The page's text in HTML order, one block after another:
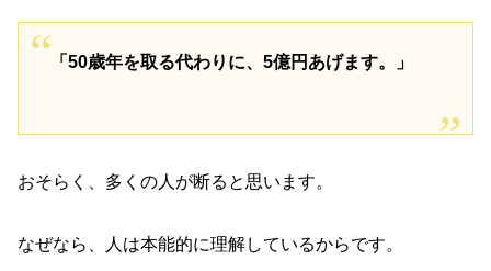
「50歳年を取る代わりに、5億円あげます。」
おそらく、多くの人が断ると思います。
なぜなら、人は本能的に理解しているからです。